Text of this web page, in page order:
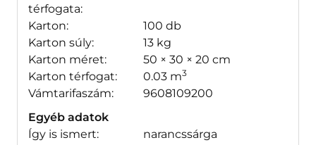
térfogata:
Karton:
100 db
Karton súly:
13 kg
Karton méret:
50 × 30 × 20 cm
Karton térfogat:
0.03 m3
Vámtarifaszám:
9608109200
Egyéb adatok
Így is ismert:
narancssárga